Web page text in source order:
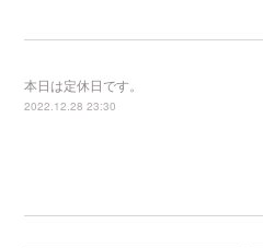
本日は定休日です。
2022.12.28 23:30